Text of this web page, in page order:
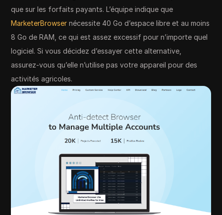
que sur les forfaits payants. L’équipe indique que
MarketerBrowser nécessite 40 Go d’espace libre et au moins
8 Go de RAM, ce qui est assez excessif pour n’importe quel
logiciel. Si vous décidez d’essayer cette alternative,
assurez-vous qu’elle n’utilise pas votre appareil pour des
activités agricoles.